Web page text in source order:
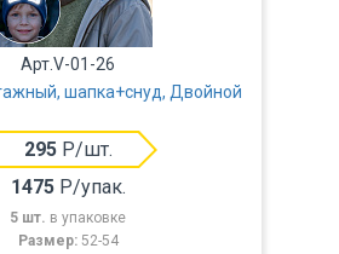
Арт.V-01-26
шапка+снуд, Двойной
295Р/шт.
1475Р/упак.
5 шт. в упаковке
Размер: 52-54